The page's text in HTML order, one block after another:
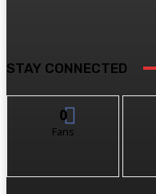
STAY CONNECTED
0
Fans